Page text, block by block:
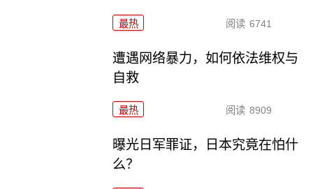
最热 阅读 6741
遭遇网络暴力，如何依法维权与
自救
最热 阅读 8909
曝光日军罪证，日本究竟在怕什
么？